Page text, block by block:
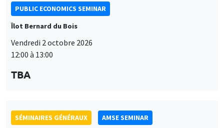
PUBLIC ECONOMICS SEMINAR
Îlot Bernard du Bois
Vendredi 2 octobre 2026
12:00 à 13:00
TBA
SÉMINAIRES GÉNÉRAUX
AMSE SEMINAR